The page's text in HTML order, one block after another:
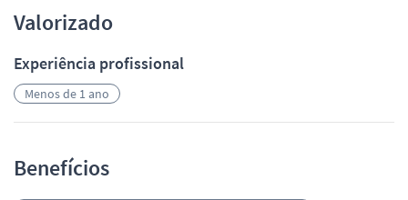
Valorizado
Experiência profissional
Menos de 1 ano
Benefícios